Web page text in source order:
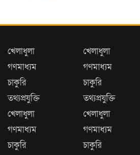
খেলাধুলা
গণমাধ্যম
চাকুরি
তথ্যপ্রযুক্তি
খেলাধুলা
গণমাধ্যম
চাকুরি
তথ্যপ্রযুক্তি
খেলাধুলা
গণমাধ্যম
চাকুরি
খেলাধুলা
গণমাধ্যম
চাকুরি